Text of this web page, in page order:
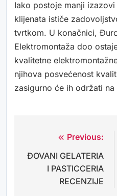
Iako postoje manji
klijenata ističe
tvrtkom. U konačnici,
Elektromontaža doo
kvalitetne
njihova posvećenost
zasigurno će ih održati
Navigacija
objava
Previous:
ĐOVANI GELATERIA
I PASTICCERIA
RECENZIJE